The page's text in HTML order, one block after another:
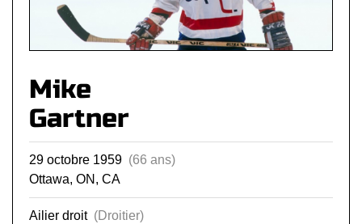
Mike
Gartner
29 octobre 1959 (66 ans)
Ottawa, ON, CA
Ailier droit (Droitier)